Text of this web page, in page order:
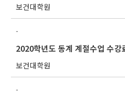
보건대학원
-
2020학년도 동계 계절수업 수강
보건대학원
-